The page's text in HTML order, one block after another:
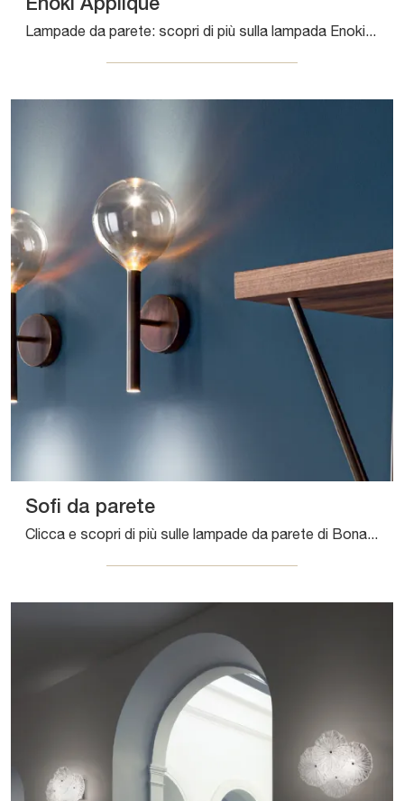
Enoki Applique
Lampade da parete: scopri di più sulla lampada Enoki Applique in metallo che ti proponiamo.
Sofi da parete
Clicca e scopri di più sulle lampade da parete di Bonaldo: il modello Sofi da parete in metallo ti sta aspettando!